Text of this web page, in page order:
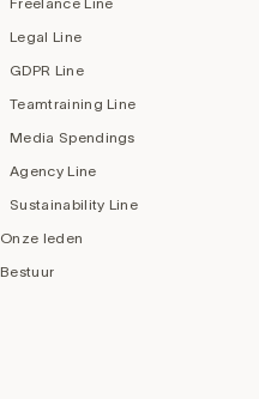
Freelance Line
Legal Line
GDPR Line
Teamtraining Line
Media Spendings
Agency Line
Sustainability Line
Onze leden
Bestuur